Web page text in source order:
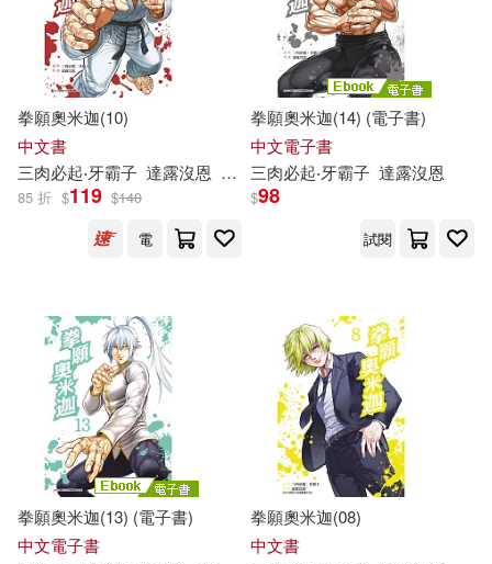
配送方式 (可複選)
可超商取貨(41)
可海外宅配(41)
可新加坡店取(41)
可菲律賓店取(41)
上市日期 (可複選)
拳願奧米迦(10)
中文書
三肉必起‧牙霸子 達露沒恩 yoshiki
85 折 $119 $140
電
拳願奧米迦(14) (電子書)
中文電子書
三肉必起‧牙霸子 達露沒恩
$98
試閱
拳願奧米迦(13) (電子書)
中文電子書
拳願奧米迦(08)
中文書